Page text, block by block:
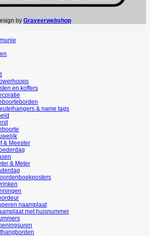
by Graveerwebshop
en koffers
& name tags
& Meester
& Meter
naamplaat
met huisnummer